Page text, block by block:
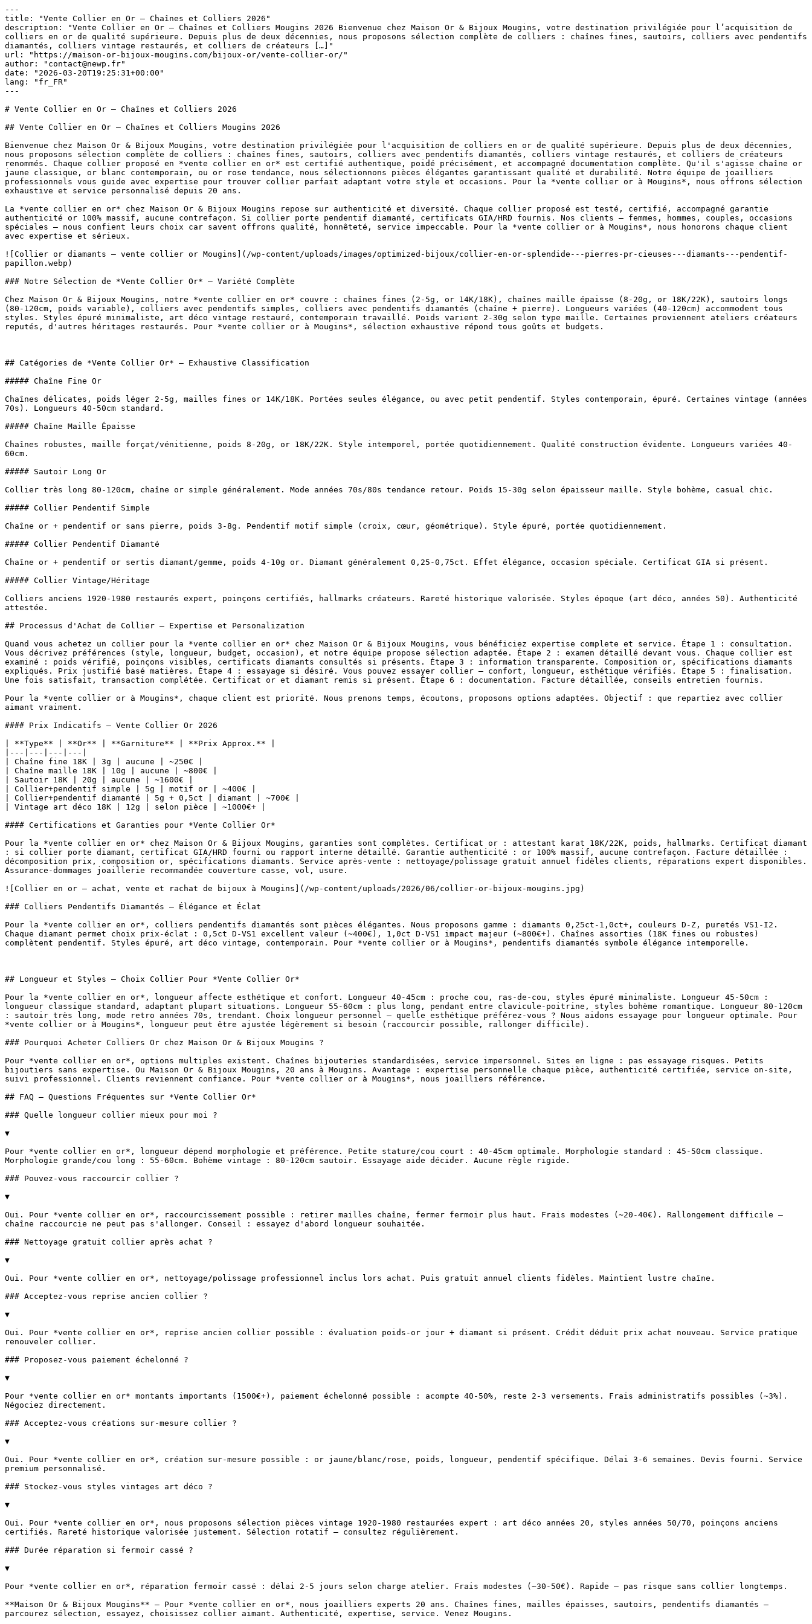
---
title: "Vente Collier en Or — Chaînes et Colliers 2026"
description: "Vente Collier en Or — Chaînes et Colliers Mougins 2026 Bienvenue chez Maison Or & Bijoux Mougins, votre destination privilégiée pour l’acquisition de colliers en or de qualité supérieure. Depuis plus de deux décennies, nous proposons sélection complète de colliers : chaînes fines, sautoirs, colliers avec pendentifs diamantés, colliers vintage restaurés, et colliers de créateurs […]"
url: "https://maison-or-bijoux-mougins.com/bijoux-or/vente-collier-or/"
author: "contact@newp.fr"
date: "2026-03-20T19:25:31+00:00"
lang: "fr_FR"
---

# Vente Collier en Or — Chaînes et Colliers 2026

## Vente Collier en Or — Chaînes et Colliers Mougins 2026

Bienvenue chez Maison Or & Bijoux Mougins, votre destination privilégiée pour l'acquisition de colliers en or de qualité supérieure. Depuis plus de deux décennies, nous proposons sélection complète de colliers : chaînes fines, sautoirs, colliers avec pendentifs diamantés, colliers vintage restaurés, et colliers de créateurs renommés. Chaque collier proposé en *vente collier en or* est certifié authentique, poidé précisément, et accompagné documentation complète. Qu'il s'agisse chaîne or jaune classique, or blanc contemporain, ou or rose tendance, nous sélectionnons pièces élégantes garantissant qualité et durabilité. Notre équipe de joailliers professionnels vous guide avec expertise pour trouver collier parfait adaptant votre style et occasions. Pour la *vente collier or à Mougins*, nous offrons sélection exhaustive et service personnalisé depuis 20 ans.

La *vente collier en or* chez Maison Or & Bijoux Mougins repose sur authenticité et diversité. Chaque collier proposé est testé, certifié, accompagné garantie authenticité or 100% massif, aucune contrefaçon. Si collier porte pendentif diamanté, certificats GIA/HRD fournis. Nos clients — femmes, hommes, couples, occasions spéciales — nous confient leurs choix car savent offrons qualité, honnêteté, service impeccable. Pour la *vente collier or à Mougins*, nous honorons chaque client avec expertise et sérieux.

![Collier or diamants — vente collier or Mougins](/wp-content/uploads/images/optimized-bijoux/collier-en-or-splendide---pierres-pr-cieuses---diamants---pendentif-papillon.webp)

### Notre Sélection de *Vente Collier Or* — Variété Complète

Chez Maison Or & Bijoux Mougins, notre *vente collier en or* couvre : chaînes fines (2-5g, or 14K/18K), chaînes maille épaisse (8-20g, or 18K/22K), sautoirs longs (80-120cm, poids variable), colliers avec pendentifs simples, colliers avec pendentifs diamantés (chaîne + pierre). Longueurs variées (40-120cm) accommodent tous styles. Styles épuré minimaliste, art déco vintage restauré, contemporain travaillé. Poids varient 2-30g selon type maille. Certaines proviennent ateliers créateurs reputés, d'autres héritages restaurés. Pour *vente collier or à Mougins*, sélection exhaustive répond tous goûts et budgets.

 

## Catégories de *Vente Collier Or* — Exhaustive Classification

##### Chaîne Fine Or

Chaînes délicates, poids léger 2-5g, mailles fines or 14K/18K. Portées seules élégance, ou avec petit pendentif. Styles contemporain, épuré. Certaines vintage (années 70s). Longueurs 40-50cm standard.

##### Chaîne Maille Épaisse

Chaînes robustes, maille forçat/vénitienne, poids 8-20g, or 18K/22K. Style intemporel, portée quotidiennement. Qualité construction évidente. Longueurs variées 40-60cm.

##### Sautoir Long Or

Collier très long 80-120cm, chaîne or simple généralement. Mode années 70s/80s tendance retour. Poids 15-30g selon épaisseur maille. Style bohème, casual chic.

##### Collier Pendentif Simple

Chaîne or + pendentif or sans pierre, poids 3-8g. Pendentif motif simple (croix, cœur, géométrique). Style épuré, portée quotidiennement.

##### Collier Pendentif Diamanté

Chaîne or + pendentif or sertis diamant/gemme, poids 4-10g or. Diamant généralement 0,25-0,75ct. Effet élégance, occasion spéciale. Certificat GIA si présent.

##### Collier Vintage/Héritage

Colliers anciens 1920-1980 restaurés expert, poinçons certifiés, hallmarks créateurs. Rareté historique valorisée. Styles époque (art déco, années 50). Authenticité attestée.

## Processus d'Achat de Collier — Expertise et Personalization

Quand vous achetez un collier pour la *vente collier en or* chez Maison Or & Bijoux Mougins, vous bénéficiez expertise complete et service. Étape 1 : consultation. Vous décrivez préférences (style, longueur, budget, occasion), et notre équipe propose sélection adaptée. Étape 2 : examen détaillé devant vous. Chaque collier est examiné : poids vérifié, poinçons visibles, certificats diamants consultés si présents. Étape 3 : information transparente. Composition or, spécifications diamants expliqués. Prix justifié basé matières. Étape 4 : essayage si désiré. Vous pouvez essayer collier — confort, longueur, esthétique vérifiés. Étape 5 : finalisation. Une fois satisfait, transaction complétée. Certificat or et diamant remis si présent. Étape 6 : documentation. Facture détaillée, conseils entretien fournis.

Pour la *vente collier or à Mougins*, chaque client est priorité. Nous prenons temps, écoutons, proposons options adaptées. Objectif : que repartiez avec collier aimant vraiment.

#### Prix Indicatifs — Vente Collier Or 2026

| **Type** | **Or** | **Garniture** | **Prix Approx.** |
|---|---|---|---|
| Chaîne fine 18K | 3g | aucune | ~250€ |
| Chaîne maille 18K | 10g | aucune | ~800€ |
| Sautoir 18K | 20g | aucune | ~1600€ |
| Collier+pendentif simple | 5g | motif or | ~400€ |
| Collier+pendentif diamanté | 5g + 0,5ct | diamant | ~700€ |
| Vintage art déco 18K | 12g | selon pièce | ~1000€+ |

#### Certifications et Garanties pour *Vente Collier Or*

Pour la *vente collier en or* chez Maison Or & Bijoux Mougins, garanties sont complètes. Certificat or : attestant karat 18K/22K, poids, hallmarks. Certificat diamant : si collier porte diamant, certificat GIA/HRD fourni ou rapport interne détaillé. Garantie authenticité : or 100% massif, aucune contrefaçon. Facture détaillée : décomposition prix, composition or, spécifications diamants. Service après-vente : nettoyage/polissage gratuit annuel fidèles clients, réparations expert disponibles. Assurance-dommages joaillerie recommandée couverture casse, vol, usure.

![Collier en or — achat, vente et rachat de bijoux à Mougins](/wp-content/uploads/2026/06/collier-or-bijoux-mougins.jpg)

### Colliers Pendentifs Diamantés — Élégance et Éclat

Pour la *vente collier en or*, colliers pendentifs diamantés sont pièces élégantes. Nous proposons gamme : diamants 0,25ct-1,0ct+, couleurs D-Z, puretés VS1-I2. Chaque diamant permet choix prix-éclat : 0,5ct D-VS1 excellent valeur (~400€), 1,0ct D-VS1 impact majeur (~800€+). Chaînes assorties (18K fines ou robustes) complètent pendentif. Styles épuré, art déco vintage, contemporain. Pour *vente collier or à Mougins*, pendentifs diamantés symbole élégance intemporelle.

 

## Longueur et Styles — Choix Collier Pour *Vente Collier Or*

Pour la *vente collier en or*, longueur affecte esthétique et confort. Longueur 40-45cm : proche cou, ras-de-cou, styles épuré minimaliste. Longueur 45-50cm : longueur classique standard, adaptant plupart situations. Longueur 55-60cm : plus long, pendant entre clavicule-poitrine, styles bohème romantique. Longueur 80-120cm : sautoir très long, mode retro années 70s, trendant. Choix longueur personnel — quelle esthétique préférez-vous ? Nous aidons essayage pour longueur optimale. Pour *vente collier or à Mougins*, longueur peut être ajustée légèrement si besoin (raccourcir possible, rallonger difficile).

### Pourquoi Acheter Colliers Or chez Maison Or & Bijoux Mougins ?

Pour *vente collier en or*, options multiples existent. Chaînes bijouteries standardisées, service impersonnel. Sites en ligne : pas essayage risques. Petits bijoutiers sans expertise. Ou Maison Or & Bijoux Mougins, 20 ans à Mougins. Avantage : expertise personnelle chaque pièce, authenticité certifiée, service on-site, suivi professionnel. Clients reviennent confiance. Pour *vente collier or à Mougins*, nous joailliers référence.

## FAQ — Questions Fréquentes sur *Vente Collier Or*

### Quelle longueur collier mieux pour moi ?

▼

Pour *vente collier en or*, longueur dépend morphologie et préférence. Petite stature/cou court : 40-45cm optimale. Morphologie standard : 45-50cm classique. Morphologie grande/cou long : 55-60cm. Bohème vintage : 80-120cm sautoir. Essayage aide décider. Aucune règle rigide.

### Pouvez-vous raccourcir collier ?

▼

Oui. Pour *vente collier en or*, raccourcissement possible : retirer mailles chaîne, fermer fermoir plus haut. Frais modestes (~20-40€). Rallongement difficile — chaîne raccourcie ne peut pas s'allonger. Conseil : essayez d'abord longueur souhaitée.

### Nettoyage gratuit collier après achat ?

▼

Oui. Pour *vente collier en or*, nettoyage/polissage professionnel inclus lors achat. Puis gratuit annuel clients fidèles. Maintient lustre chaîne.

### Acceptez-vous reprise ancien collier ?

▼

Oui. Pour *vente collier en or*, reprise ancien collier possible : évaluation poids-or jour + diamant si présent. Crédit déduit prix achat nouveau. Service pratique renouveler collier.

### Proposez-vous paiement échelonné ?

▼

Pour *vente collier en or* montants importants (1500€+), paiement échelonné possible : acompte 40-50%, reste 2-3 versements. Frais administratifs possibles (~3%). Négociez directement.

### Acceptez-vous créations sur-mesure collier ?

▼

Oui. Pour *vente collier en or*, création sur-mesure possible : or jaune/blanc/rose, poids, longueur, pendentif spécifique. Délai 3-6 semaines. Devis fourni. Service premium personnalisé.

### Stockez-vous styles vintages art déco ?

▼

Oui. Pour *vente collier en or*, nous proposons sélection pièces vintage 1920-1980 restaurées expert : art déco années 20, styles années 50/70, poinçons anciens certifiés. Rareté historique valorisée justement. Sélection rotatif — c